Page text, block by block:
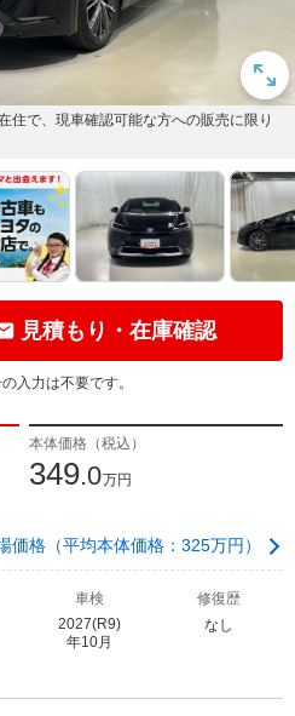
住で、現車確認可能な方への販売に限り
見積もり・在庫確認
入力は不要です。
本体価格（税込）
349.0万円
価格（平均本体価格：325万円）
車検
2027(R9)
年10月
修復歴
なし